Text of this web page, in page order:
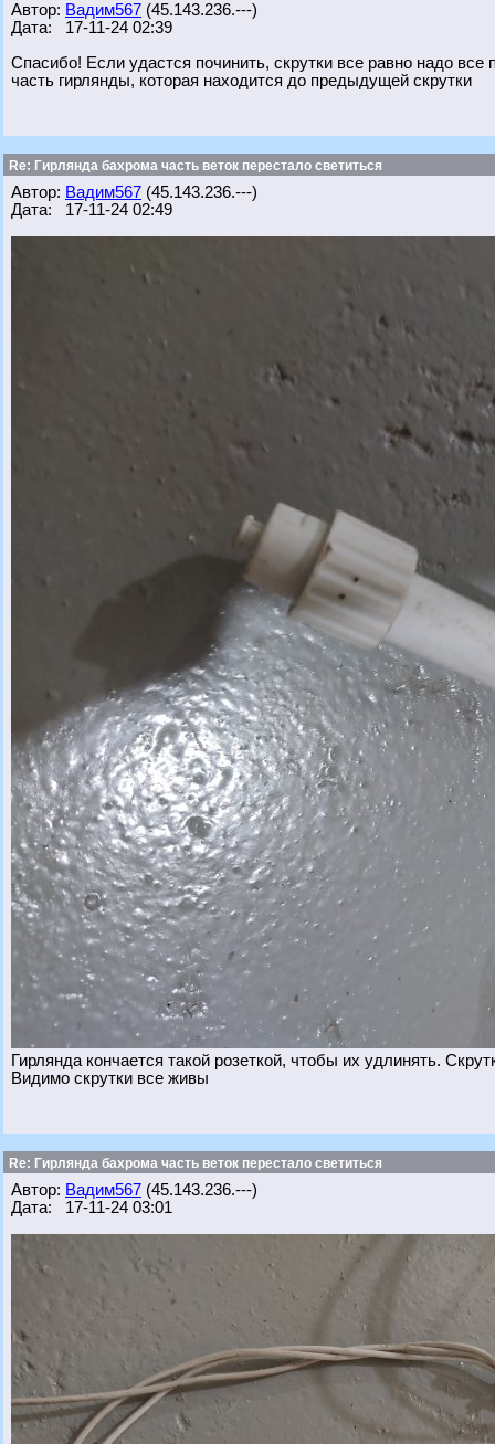
Автор: Вадим567 (45.143.236.---)
Дата: 17-11-24 02:39
Спасибо! Если удастся починить, скрутки все равно надо все
часть гирлянды, которая находится до предыдущей скрутки
Re: Гирлянда бахрома часть веток перестало светиться
Автор: Вадим567 (45.143.236.---)
Дата: 17-11-24 02:49
Гирлянда кончается такой розеткой, чтобы их удлинять.
Видимо скрутки все живы
Re: Гирлянда бахрома часть веток перестало светиться
Автор: Вадим567 (45.143.236.---)
Дата: 17-11-24 03:01